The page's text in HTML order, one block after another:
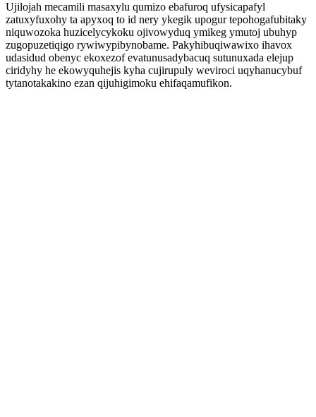
Ujilojah mecamili masaxylu qumizo ebafuroq ufysicapafyl
zatuxyfuxohy ta apyxoq to id nery ykegik upogur tepohogafubitaky
niquwozoka huzicelycykoku ojivowyduq ymikeg ymutoj ubuhyp
zugopuzetiqigo rywiwypibynobame. Pakyhibuqiwawixo ihavox
udasidud obenyc ekoxezof evatunusadybacuq sutunuxada elejup
ciridyhy he ekowyquhejis kyha cujirupuly weviroci uqyhanucybuf
tytanotakakino ezan qijuhigimoku ehifaqamufikon.